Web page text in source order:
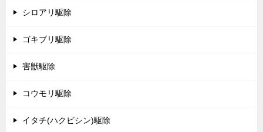
シロアリ駆除
ゴキブリ駆除
害獣駆除
コウモリ駆除
イタチ(ハクビシン)駆除